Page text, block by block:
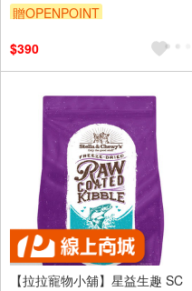
贈OPENPOINT
（運費不算在 2000 元的範圍
內）
$390
【拉拉寵物小舖】星益生趣 SC